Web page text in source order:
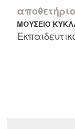
αποθετήριο
ΜΟΥΣΕΙΟ